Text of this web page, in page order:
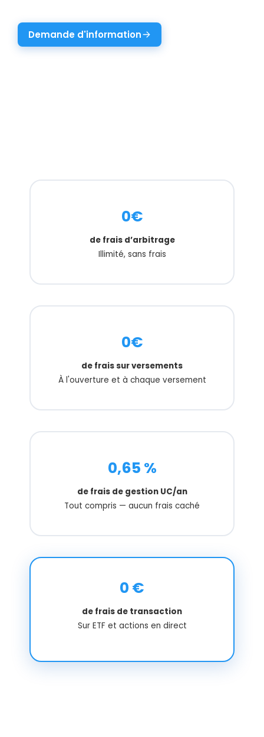
Demande d'information
0€
de frais d’arbitrage
Illimité, sans frais
0€
de frais sur versements
À l'ouverture et à chaque versement
0,65 %
de frais de gestion UC/an
Tout compris — aucun frais caché
0 €
de frais de transaction
Sur ETF et actions en direct